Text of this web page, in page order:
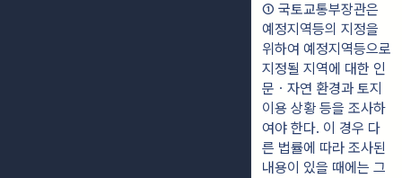
① 국토교통부장관은
예정지역등의 지정을
위하여 예정지역등으로
지정될 지역에 대한 인
문ㆍ자연 환경과 토지
이용 상황 등을 조사하
여야 한다. 이 경우 다
른 법률에 따라 조사된
내용이 있을 때에는 그